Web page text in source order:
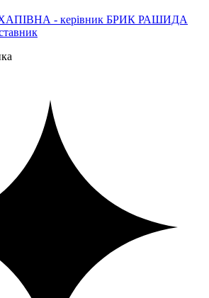
- керівник БРИК РАШИДА